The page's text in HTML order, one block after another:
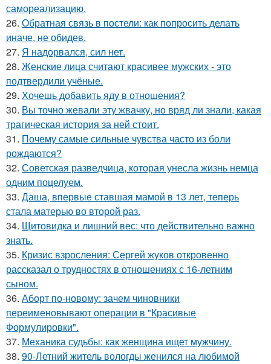
самореализацию.
26. Обратная связь в постели: как попросить делать
иначе, не обидев.
27. Я надорвался, сил нет.
28. Женские лица считают красивее мужских - это
подтвердили учёные.
29. Хочешь добавить яду в отношения?
30. Вы точно жевали эту жвачку, но вряд ли знали, какая
трагическая история за ней стоит.
31. Почему самые сильные чувства часто из боли
рождаются?
32. Советская разведчица, которая унесла жизнь немца
одним поцелуем.
33. Даша, впервые ставшая мамой в 13 лет, теперь
стала матерью во второй раз.
34. Щитовидка и лишний вес: что действительно важно
знать.
35. Кризис взросления: Сергей жуков откровенно
рассказал о трудностях в отношениях с 16-летним
сыном.
36. Аборт по-новому: зачем чиновники
переименовывают операции в "Красивые
Формулировки".
37. Механика судьбы: как женщина ищет мужчину.
38. 90-Летний житель вологды женился на любимой